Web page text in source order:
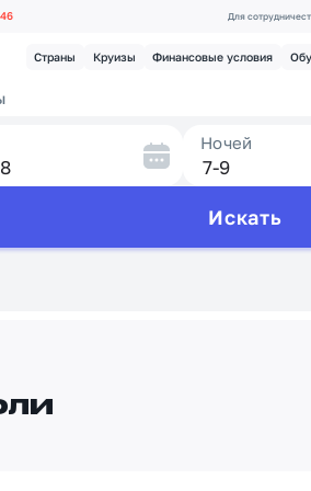
Для
Страны Круизы Финансовые условия
Ночей
Искать